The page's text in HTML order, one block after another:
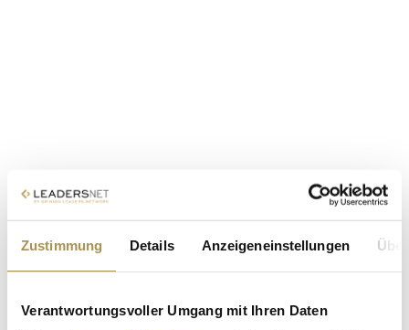
Zustimmung Details Anzeigeneinstellungen
Verantwortungsvoller Umgang mit Ihren Daten